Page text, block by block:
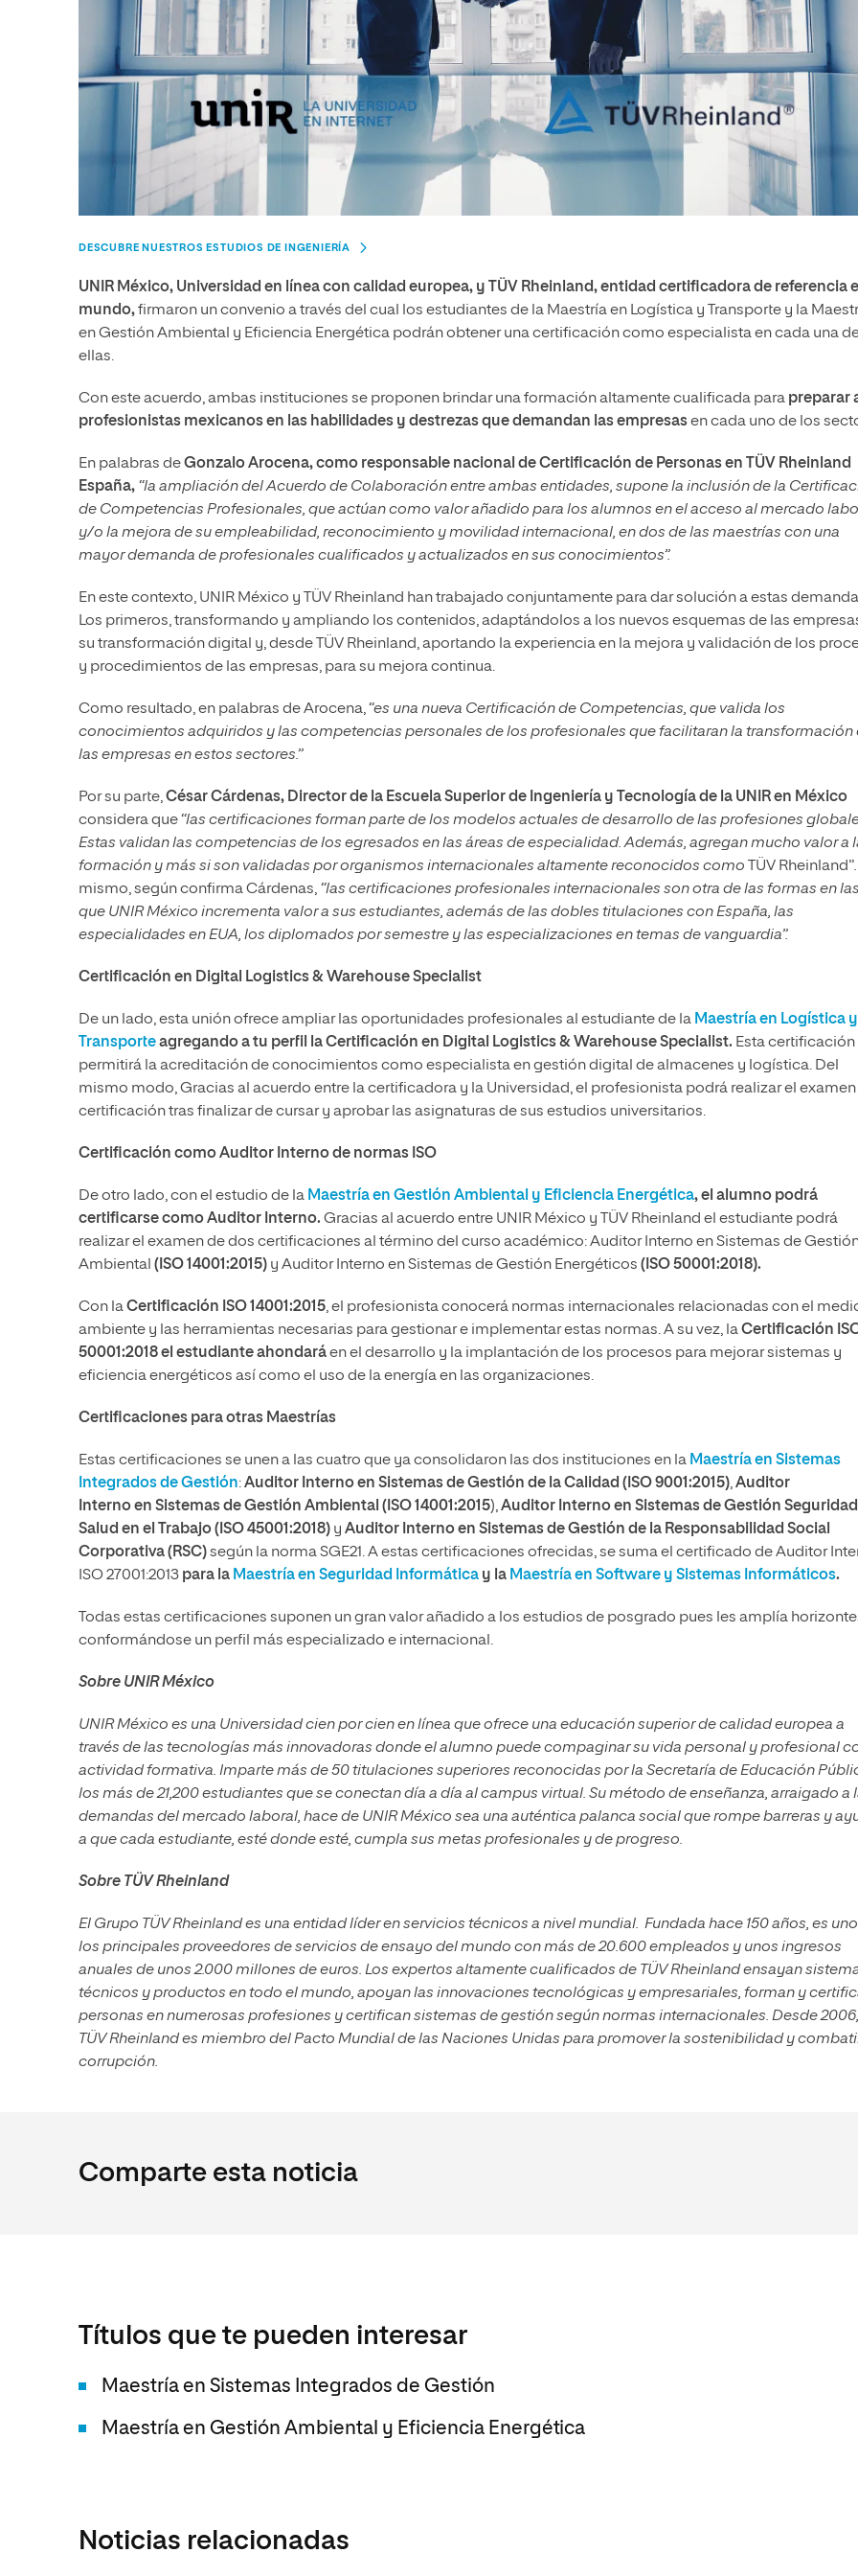
DESCUBRE NUESTROS ESTUDIOS DE INGENIERÍA
UNIR México, Universidad en línea con calidad europea, y TÜV Rheinland, entidad certificadora de referencia
mundo,firmaron un convenio a través del cual los estudiantes de la Maestría en Logística y Transporte y la
en Gestión Ambiental y Eficiencia Energética podrán obtener una certificación como especialista en cada una
ellas.
Con este acuerdo, ambas instituciones se proponen brindar una formación altamente cualificada para preparar
profesionistas mexicanos en las habilidades y destrezas que demandan las empresasen cada uno de los
En palabras deGonzalo Arocena, como responsable nacional de Certificación de Personas en TÜV Rheinland
España, “la ampliación del Acuerdo de Colaboración entre ambas entidades, supone la inclusión de la
de Competencias Profesionales, que actúan como valor añadido para los alumnos en el acceso al mercado
y/o la mejora de su empleabilidad, reconocimiento y movilidad internacional, en dos de las maestrías con una
mayor demanda de profesionales cualificados y actualizados en sus conocimientos”.
En este contexto, UNIR México y TÜV Rheinland han trabajado conjuntamente para dar solución a estas
Los primeros, transformando y ampliando los contenidos, adaptándolos a los nuevos esquemas de las
su transformación digital y, desde TÜV Rheinland, aportando la experiencia en la mejora y validación de los
y procedimientos de las empresas, para su mejora continua.
Como resultado, en palabras de Arocena,“es una nueva Certificación de Competencias, que valida los
conocimientos adquiridos y las competencias personales de los profesionales que facilitaran la transformación
las empresas en estos sectores.”
Por su parte,César Cárdenas, Director de la Escuela Superior de Ingeniería y Tecnología de la UNIR en México
considera que“las certificaciones forman parte de los modelos actuales de desarrollo de las profesiones
Estas validan las competencias de los egresados en las áreas de especialidad. Además, agregan mucho valor a
formación y más si son validadas por organismos internacionales altamente reconocidos como TÜV Rheinland”.
mismo, según confirma Cárdenas, “las certificaciones profesionales internacionales son otra de las formas en las
que UNIR México incrementa valor a sus estudiantes, además de las dobles titulaciones con España, las
especialidades en EUA, los diplomados por semestre y las especializaciones en temas de vanguardia”.
Certificación en Digital Logistics & Warehouse Specialist
De un lado, esta unión ofrece ampliar las oportunidades profesionales al estudiante de la Maestría en Logística y
Transporteagregando a tu perfil la Certificación en Digital Logistics & Warehouse Specialist. Esta certificación
permitirá la acreditación de conocimientos como especialista en gestión digital de almacenes y logística. Del
mismo modo, Gracias al acuerdo entre la certificadora y la Universidad, el profesionista podrá realizar el
certificación tras finalizar de cursar y aprobar las asignaturas de sus estudios universitarios.
Certificación como Auditor Interno de normas ISO
De otro lado, con el estudio de la Maestría en Gestión Ambiental y Eficiencia Energética, el alumno podrá
certificarse como Auditor Interno. Gracias al acuerdo entre UNIR México y TÜV Rheinland el estudiante podrá
realizar el examen de dos certificaciones al término del curso académico: Auditor Interno en Sistemas de
Ambiental (ISO 14001:2015) y Auditor Interno en Sistemas de Gestión Energéticos (ISO 50001:2018).
Con laCertificación ISO 14001:2015, el profesionista conocerá normas internacionales relacionadas con el
ambiente y las herramientas necesarias para gestionar e implementar estas normas. A su vez, laCertificación
50001:2018 el estudiante ahondaráen el desarrollo y la implantación de los procesos para mejorar sistemas y
eficiencia energéticos así como el uso de la energía en las organizaciones.
Certificaciones para otras Maestrías
Estas certificaciones se unen a las cuatro que ya consolidaron las dos instituciones en la Maestría en Sistemas
Integrados de Gestión:Auditor Interno en Sistemas de Gestión de la Calidad (ISO 9001:2015),Auditor
Interno en Sistemas de Gestión Ambiental (ISO 14001:2015),Auditor Interno en Sistemas de Gestión
Salud en el Trabajo (ISO 45001:2018) y Auditor Interno en Sistemas de Gestión de la Responsabilidad Social
Corporativa (RSC)según la norma SGE21. A estas certificaciones ofrecidas, se suma el certificado de Auditor
ISO 27001:2013 para la Maestría en Seguridad Informática y la Maestría en Software y Sistemas Informáticos.
Todas estas certificaciones suponen un gran valor añadido a los estudios de posgrado pues les amplía
conformándose un perfil más especializado e internacional.
Sobre UNIR México
UNIR México es una Universidad cien por cien en línea que ofrece una educación superior de calidad europea a
través de las tecnologías más innovadoras donde el alumno puede compaginar su vida personal y profesional
actividad formativa. Imparte más de 50 titulaciones superiores reconocidas por la Secretaría de Educación
los más de 21,200 estudiantes que se conectan día a día al campus virtual. Su método de enseñanza, arraigado a
demandas del mercado laboral, hace de UNIR México sea una auténtica palanca social que rompe barreras y
a que cada estudiante, esté donde esté, cumpla sus metas profesionales y de progreso.
Sobre TÜV Rheinland
El Grupo TÜV Rheinland es una entidad líder en servicios técnicos a nivel mundial. Fundada hace 150 años, es
los principales proveedores de servicios de ensayo del mundo con más de 20.600 empleados y unos ingresos
anuales de unos 2.000 millones de euros. Los expertos altamente cualificados de TÜV Rheinland ensayan
técnicos y productos en todo el mundo, apoyan las innovaciones tecnológicas y empresariales, forman y
personas en numerosas profesiones y certifican sistemas de gestión según normas internacionales. Desde 2006,
TÜV Rheinland es miembro del Pacto Mundial de las Naciones Unidas para promover la sostenibilidad y
corrupción.
Comparte esta noticia
Títulos que te pueden interesar
Maestría en Sistemas Integrados de Gestión
Maestría en Gestión Ambiental y Eficiencia Energética
Noticias relacionadas